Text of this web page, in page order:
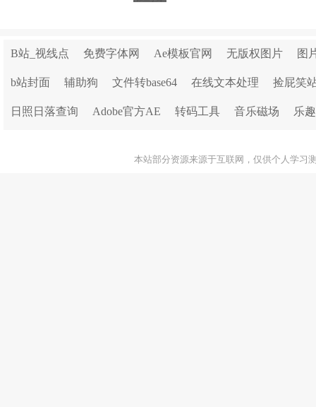
B站_视线点 免费字体网 Ae模板官网 无版权图片 图
b站封面 辅助狗 文件转base64 在线文本处理 捡屁笑
日照日落查询 Adobe官方AE 转码工具 音乐磁场 乐
本站部分资源来源于互联网，仅供个人学习